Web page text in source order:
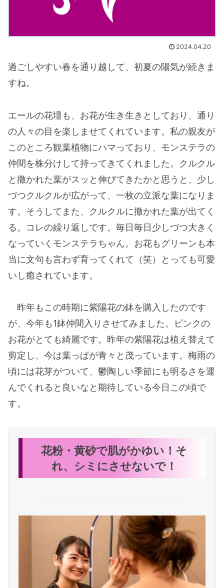
2024.04.20
過ごしやすい春を通り越して、初夏の陽気が続きま
すね。
エールの花壇も、お花が生き生きとしており、通り
の人々の目を楽しませてくれています。私の親友が
このところ観葉植物にハマっており、モンステラの
仲間を株分けして持ってきてくれました。クルクル
と撒かれた葉がスッと伸びてきたかと思うと、少し
づつクルクルが広がって、一枚の立派な葉になりま
す。そうしてまた、クルクルに撒かれた葉が出てく
る。コレの繰り返しです。毎日毎日少しづつ大きく
なっていくモンステラちゃん。お花もグリーンも本
当に文句も言わず育ってくれて（笑）とっても可愛
いし癒されています。
昨年もこの時期に紫陽花の鉢を購入したのです
が、今年も1鉢仲間入りさせてみました。ピンクの
お花がとても綺麗です。昨年の紫陽花は植え替えて
剪定し、今は葉っぱが青々と茂っています。梅雨の
頃には花芽がついて、鬱陶しい季節にも明るさを運
んでくれると良いなと期待している今日この頃で
す。
花粉・黄砂で肌がかゆい！そ
れ、シミにさせないで！